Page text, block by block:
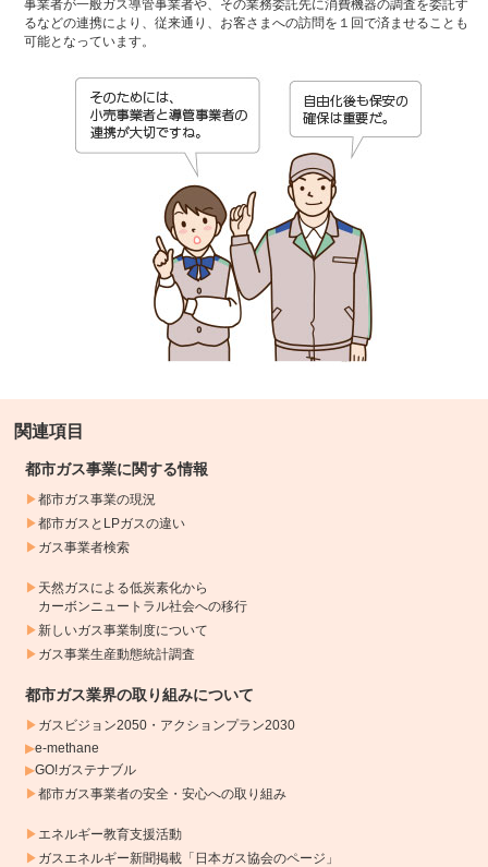
事業者が一般ガス導管事業者や、その業務委託先に消費機器の調査を委託す
るなどの連携により、従来通り、お客さまへの訪問を１回で済ませることも
可能となっています。
関連項目
都市ガス事業に関する情報
都市ガス事業の現況
都市ガスとLPガスの違い
ガス事業者検索
天然ガスによる低炭素化から
カーボンニュートラル社会への移行
新しいガス事業制度について
ガス事業生産動態統計調査
都市ガス業界の取り組みについて
ガスビジョン2050・アクションプラン2030
e-methane
GO!ガステナブル
都市ガス事業者の安全・安心への取り組み
エネルギー教育支援活動
ガスエネルギー新聞掲載「日本ガス協会のページ」